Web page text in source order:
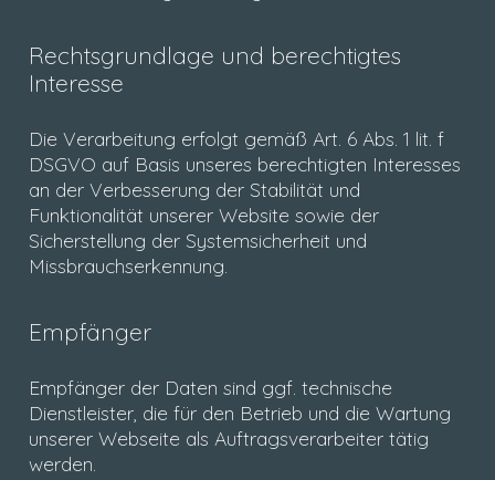
Rechtsgrundlage und berechtigtes
Interesse
Die Verarbeitung erfolgt gemäß Art. 6 Abs. 1 lit. f
DSGVO auf Basis unseres berechtigten Interesses
an der Verbesserung der Stabilität und
Funktionalität unserer Website sowie der
Sicherstellung der Systemsicherheit und
Missbrauchserkennung.
Empfänger
Empfänger der Daten sind ggf. technische
Dienstleister, die für den Betrieb und die Wartung
unserer Webseite als Auftragsverarbeiter tätig
werden.